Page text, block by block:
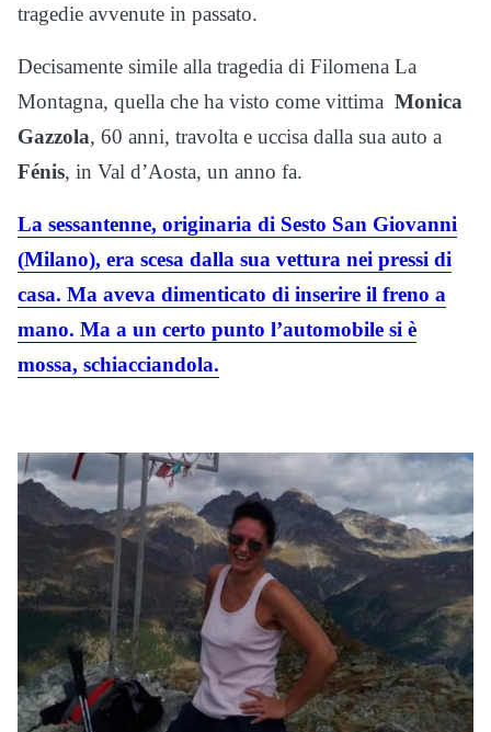
tragedie avvenute in passato.
Decisamente simile alla tragedia di Filomena La
Montagna, quella che ha visto come vittima Monica
Gazzola, 60 anni, travolta e uccisa dalla sua auto a
Fénis, in Val d’Aosta, un anno fa.
La sessantenne, originaria di Sesto San Giovanni
(Milano), era scesa dalla sua vettura nei pressi di
casa. Ma aveva dimenticato di inserire il freno a
mano. Ma a un certo punto l’automobile si è
mossa, schiacciandola.